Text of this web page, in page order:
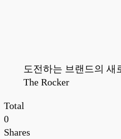
도전하는 브랜드의 새
The Rocker
Total
0
Shares